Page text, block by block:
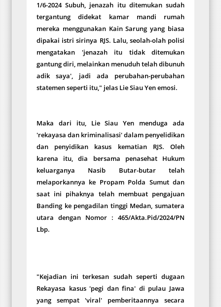
1/6-2024 Subuh, jenazah itu ditemukan sudah
tergantung didekat kamar mandi rumah
mereka menggunakan Kain Sarung yang biasa
dipakai istri sirinya RJS. Lalu, seolah-olah polisi
mengatakan 'jenazah itu tidak ditemukan
gantung diri, melainkan menuduh telah dibunuh
adik saya', jadi ada perubahan-perubahan
statemen seperti itu," jelas Lie Siau Yen emosi.
Maka dari itu, Lie Siau Yen menduga ada
'rekayasa dan kriminalisasi' dalam penyelidikan
dan penyidikan kasus kematian RJS. Oleh
karena itu, dia bersama penasehat Hukum
keluarganya Nasib Butar-butar telah
melaporkannya ke Propam Polda Sumut dan
saat ini pihaknya telah membuat pengajuan
Banding ke pengadilan tinggi Medan, sumatera
utara dengan Nomor : 465/Akta.Pid/2024/PN
Lbp.
"Kejadian ini terkesan sudah seperti dugaan
Rekayasa kasus 'pegi dan fina' di pulau Jawa
yang sempat 'viral' pemberitaannya secara